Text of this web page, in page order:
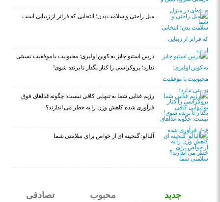
مبل راحتی و سلامت بدن؛ انتخابی که فراتر از زیبایی است
درس استیو جابز به کوین اولیری: محبوبیت با موفقیت نسبتی
ندارد؛ بروکراسی را کنار بگذار تا برنده شوی!
رژیم غذایی شما به تنهایی کافی نیست: چگونه غذاهای فوق
فرآوری شده کاهش وزن را به خطر می اندازند؟
آلبالو: گنجینه ای از خواص برای سلامتی شما
جدید محبوب تصادفی